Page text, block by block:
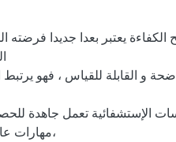
يعتبر بعدا جديدا فرضته
و القابلة للقياس ، فهو
الإستشفائية تعمل جاهدة
مهارات